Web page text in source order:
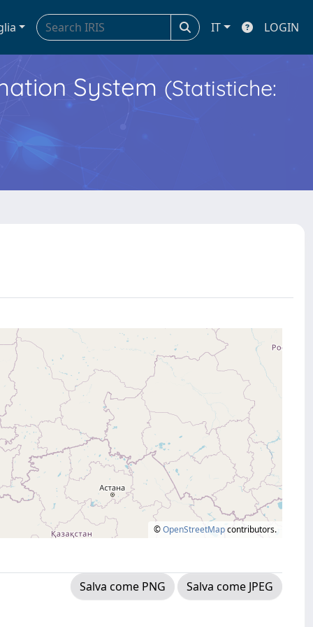
IT LOGIN
System (Statistiche:
©OpenStreetMapcontributors.
Salva come PNG Salva come JPEG